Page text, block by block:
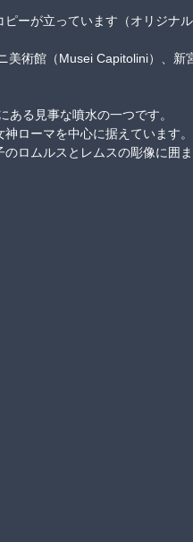
ーが立っています（オリジナ
術館（Musei Capitolini）、新
る見事な噴水の一つです。
ローマを中心に据えています。
ロムルスとレムスの彫像に囲ま